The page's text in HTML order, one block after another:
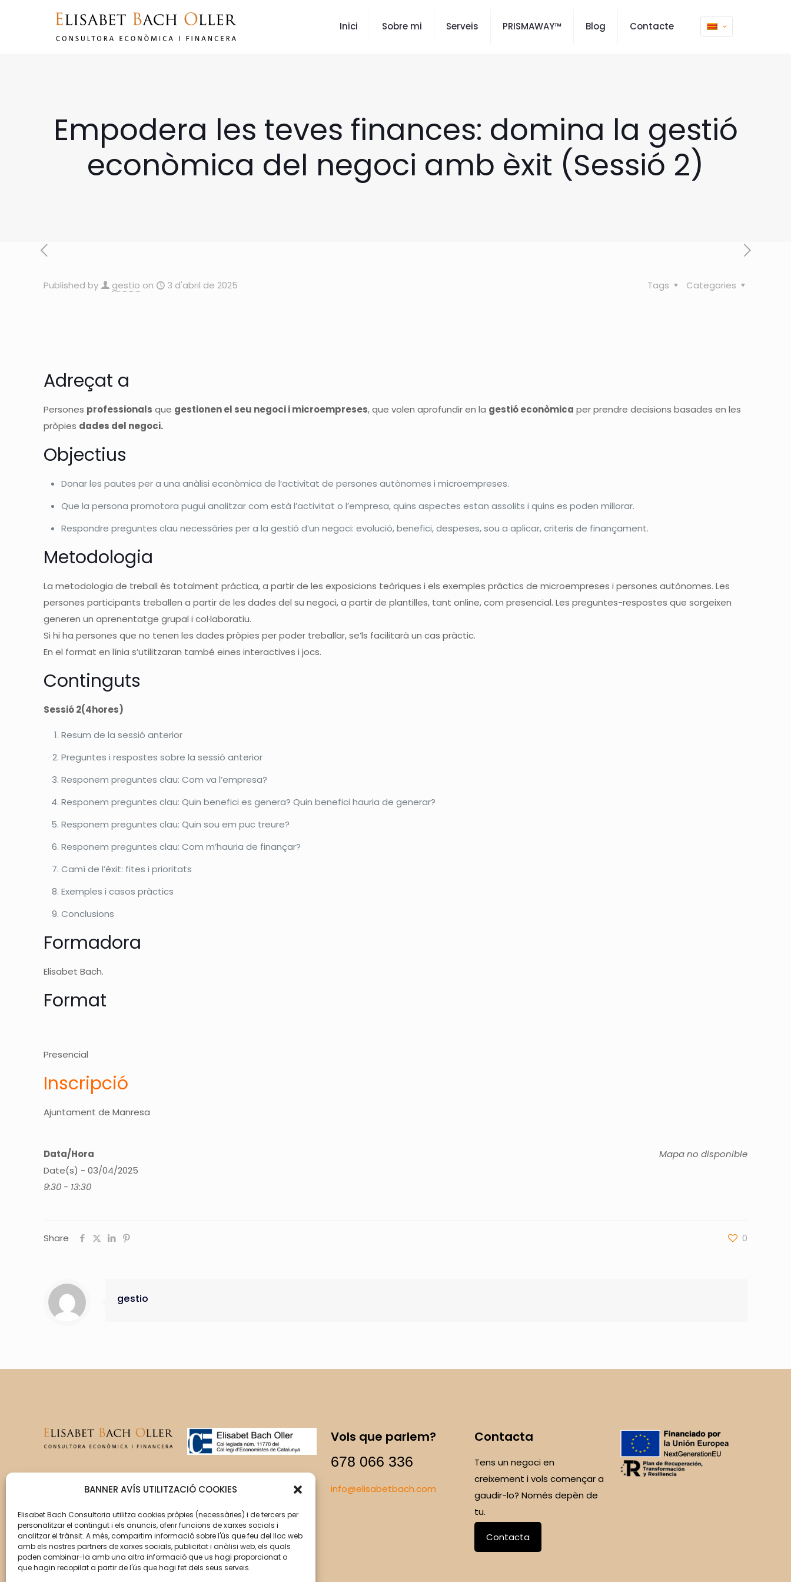
BANNER AVÍS UTILITZACIÓ COOKIES
Elisabet Bach Consultoria utilitza cookies pròpies (necessàries) i de tercers per
personalitzar el contingut i els anuncis, oferir funcions de xarxes socials i
analitzar el trànsit. A més, compartim informació sobre l'ús que feu del lloc web
amb els nostres partners de xarxes socials, publicitat i anàlisi web, els quals
poden combinar-la amb una altra informació que us hagi proporcionat o
que hagin recopilat a partir de l'ús que hagi fet dels seus serveis.
Inici Sobre mi Serveis PRISMAWAY™ Blog Contacte
Empodera les teves finances: domina la gestió
econòmica del negoci amb èxit (Sessió 2)
Published by gestio on 3 d'abril de 2025 Categories
Tags
Adreçat a
Persones professionals que gestionen el seu negoci i microempreses, que volen aprofundir en la gestió econòmica per prendre decisions basades en les
pròpies dades del negoci.
Objectius
Donar les pautes per a una anàlisi econòmica de l’activitat de persones autònomes i microempreses.
Que la persona promotora pugui analitzar com està l’activitat o l’empresa, quins aspectes estan assolits i quins es poden millorar.
Respondre preguntes clau necessàries per a la gestió d’un negoci: evolució, benefici, despeses, sou a aplicar, criteris de finançament.
Metodologia
La metodologia de treball és totalment pràctica, a partir de les exposicions teòriques i els exemples pràctics de microempreses i persones autònomes. Les
persones participants treballen a partir de les dades del su negoci, a partir de plantilles, tant online, com presencial. Les preguntes-respostes que sorgeixen
generen un aprenentatge grupal i col·laboratiu.
Si hi ha persones que no tenen les dades pròpies per poder treballar, se’ls facilitarà un cas pràctic.
En el format en línia s’utilitzaran també eines interactives i jocs.
Continguts
Sessió 2(4hores)
Resum de la sessió anterior
Preguntes i respostes sobre la sessió anterior
Responem preguntes clau: Com va l’empresa?
Responem preguntes clau: Quin benefici es genera? Quin benefici hauria de generar?
Responem preguntes clau: Quin sou em puc treure?
Responem preguntes clau: Com m’hauria de finançar?
Camí de l’èxit: fites i prioritats
Exemples i casos pràctics
Conclusions
Formadora
Elisabet Bach.
Format
Presencial
Inscripció
Ajuntament de Manresa
Mapa no disponible
Data/Hora
Date(s) - 03/04/2025
9:30 - 13:30
Share 0
gestio
del creixement de la teva
empresa perquè aquesta
assoleixi els seus objectius.
Vols que parlem?
678 066 336
info@elisabetbach.com
Contacta
Tens un negoci en
creixement i vols començar a
gaudir-lo? Només depèn de
tu.
Contacta